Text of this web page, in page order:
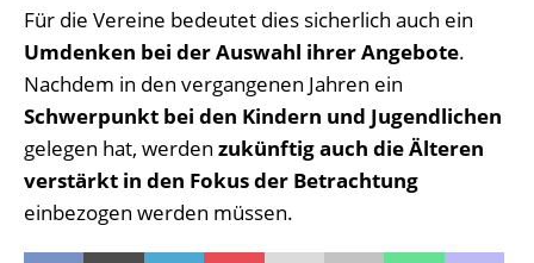
Für die Vereine bedeutet dies sicherlich auch ein
Umdenken bei der Auswahl ihrer Angebote.
Nachdem in den vergangenen Jahren ein
Schwerpunkt bei den Kindern und Jugendlichen
gelegen hat, werden zukünftig auch die Älteren
verstärkt in den Fokus der Betrachtung
einbezogen werden müssen.